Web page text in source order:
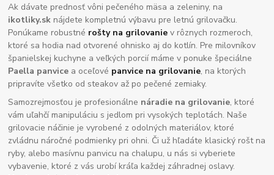
Ak dávate prednosť vôni pečeného mäsa a zeleniny, na
ikotliky.sk nájdete kompletnú výbavu pre letnú grilovačku.
Ponúkame robustné rošty na grilovanie v rôznych rozmeroch,
ktoré sa hodia nad otvorené ohnisko aj do kotlín. Pre milovníkov
španielskej kuchyne a veľkých porcií máme v ponuke špeciálne
Paella panvice a oceľové panvice na grilovanie, na ktorých
pripravíte všetko od steakov až po pečené zemiaky.
Samozrejmosťou je profesionálne náradie na grilovanie, ktoré
vám uľahčí manipuláciu s jedlom pri vysokých teplotách. Naše
grilovacie náčinie je vyrobené z odolných materiálov, ktoré
zvládnu náročné podmienky pri ohni. Či už hľadáte klasický rošt na
ryby, alebo masívnu panvicu na chalupu, u nás si vyberiete
vybavenie, ktoré z vás urobí kráľa každej záhradnej oslavy.